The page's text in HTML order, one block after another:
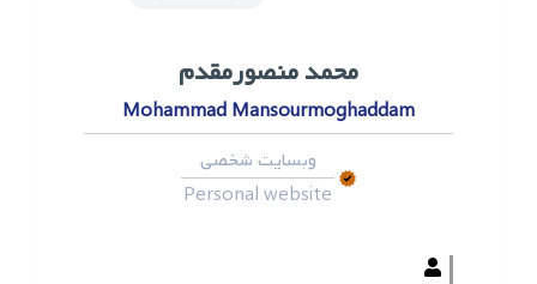
محمد ‌منصورمقدم
Mohammad Mansourmoghaddam
وبسایت شخصی
Personal website